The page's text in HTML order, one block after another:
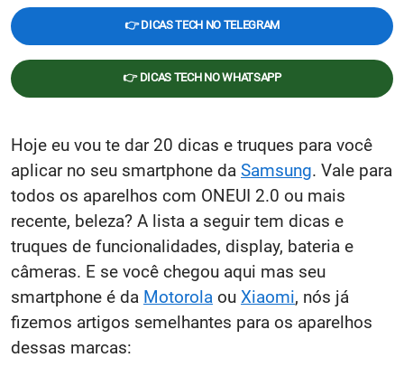
👉 DICAS TECH NO TELEGRAM
👉 DICAS TECH NO WHATSAPP
Hoje eu vou te dar 20 dicas e truques para você
aplicar no seu smartphone da Samsung. Vale para
todos os aparelhos com ONEUI 2.0 ou mais
recente, beleza? A lista a seguir tem dicas e
truques de funcionalidades, display, bateria e
câmeras. E se você chegou aqui mas seu
smartphone é da Motorola ou Xiaomi, nós já
fizemos artigos semelhantes para os aparelhos
dessas marcas: